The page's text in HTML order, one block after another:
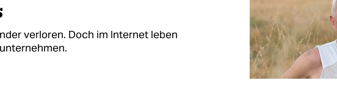
verloren. Doch im Internet leben